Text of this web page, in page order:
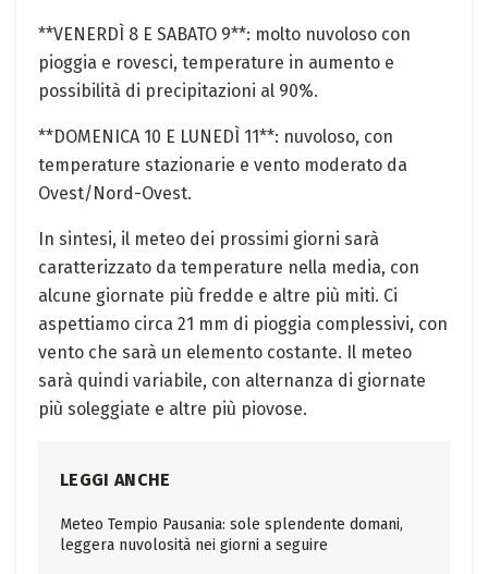
**VENERDÌ 8 E SABATO 9**: molto nuvoloso con⁢
pioggia e⁤ rovesci, temperature in aumento​ e
possibilità di precipitazioni al 90%.
**DOMENICA 10 E LUNEDÌ 11**: nuvoloso, con
⁣temperature stazionarie e vento ​moderato⁤ da
Ovest/Nord-Ovest.
In sintesi, il meteo dei prossimi giorni sarà
caratterizzato da temperature⁢ nella media, con
alcune giornate più fredde e altre più miti. Ci
aspettiamo⁤ circa 21 mm di pioggia complessivi, con
vento che ⁤sarà un elemento costante. Il meteo
sarà quindi variabile,‍ con alternanza ⁢di giornate
più soleggiate e altre più piovose.
LEGGI ANCHE
Meteo Tempio Pausania: sole splendente domani,
leggera nuvolosità nei giorni a seguire